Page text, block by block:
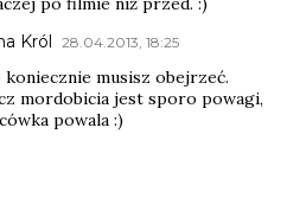
Król 28.04.2013, 18:25
musisz obejrzeć.
mordobicia jest sporo powagi,
powala :)